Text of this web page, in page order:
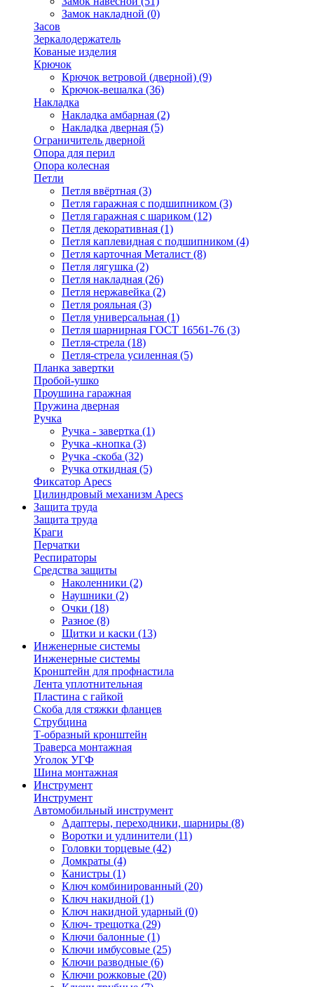
Замок накладной (0)
Засов
Зеркалодержатель
Кованые изделия
Крючок
Крючок ветровой (дверной) (9)
Крючок-вешалка (36)
Накладка
Накладка амбарная (2)
Накладка дверная (5)
Ограничитель дверной
Опора для перил
Опора колесная
Петли
Петля ввёртная (3)
Петля гаражная с подшипником (3)
Петля гаражная с шариком (12)
Петля декоративная (1)
Петля каплевидная с подшипником (4)
Петля карточная Металист (8)
Петля лягушка (2)
Петля накладная (26)
Петля нержавейка (2)
Петля рояльная (3)
Петля универсальная (1)
Петля шарнирная ГОСТ 16561-76 (3)
Петля-стрела (18)
Петля-стрела усиленная (5)
Планка завертки
Пробой-ушко
Проушина гаражная
Пружина дверная
Ручка
Ручка - завертка (1)
Ручка -кнопка (3)
Ручка -скоба (32)
Ручка откидная (5)
Фиксатор Apecs
Цилиндровый механизм Apecs
Защита труда
Защита труда
Краги
Перчатки
Респираторы
Средства защиты
Наколенники (2)
Наушники (2)
Очки (18)
Разное (8)
Щитки и каски (13)
Инженерные системы
Инженерные системы
Кронштейн для профнастила
Лента уплотнительная
Пластина с гайкой
Скоба для стяжки фланцев
Струбцина
Т-образный кронштейн
Траверса монтажная
Уголок УГФ
Шина монтажная
Инструмент
Инструмент
Автомобильный инструмент
Адаптеры, переходники, шарниры (8)
Воротки и удлинители (11)
Головки торцевые (42)
Домкраты (4)
Канистры (1)
Ключ комбинированный (20)
Ключ накидной (1)
Ключ накидной ударный (0)
Ключ- трещотка (29)
Ключи балонные (1)
Ключи имбусовые (25)
Ключи разводные (6)
Ключи рожковые (20)